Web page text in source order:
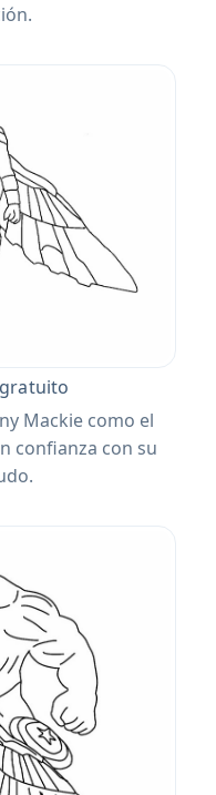
Mackie como el
confianza con su